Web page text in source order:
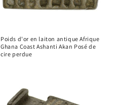
Poids d'or en laiton antique Afrique
Ghana Coast Ashanti Akan Posé de
cire perdue